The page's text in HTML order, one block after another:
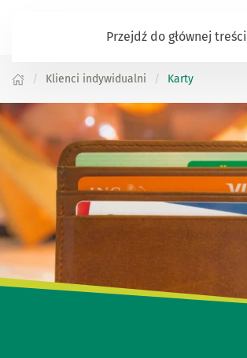
Przejdź do głównej treści
Klienci indywidualni Karty